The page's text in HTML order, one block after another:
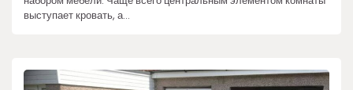
выступает кровать, а…